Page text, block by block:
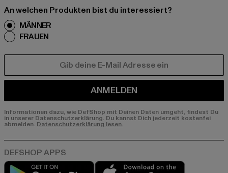
An welchen Produkten bist du interessiert?
MÄNNER
FRAUEN
ANMELDEN
Informationen dazu, wie DefShop mit Deinen Daten umgeht, findest Du
in unserer Datenschutzerklärung. Du kannst Dich jederzeit kostenfei
abmelden. Datenschutzerklärung lesen.
Play market